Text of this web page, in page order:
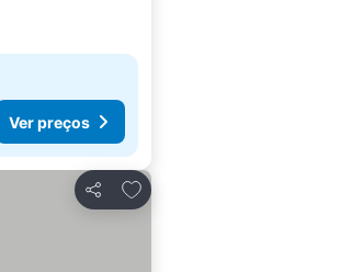
Ver preços
Partilhar
Adicionar aos favoritos